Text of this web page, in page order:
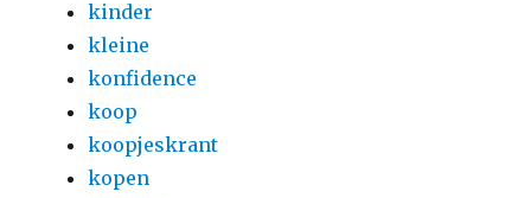
kinder
kleine
konfidence
koop
koopjeskrant
kopen